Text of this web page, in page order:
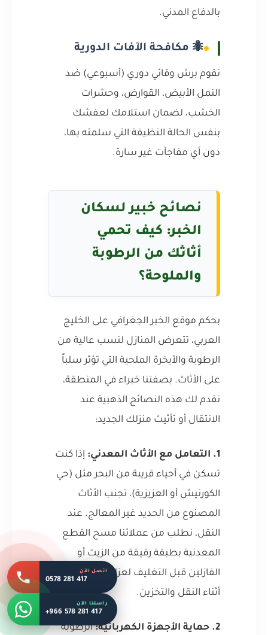
بالدفاع المدني.
🐜 مكافحة الآفات الدورية
نقوم برش وقائي دوري (أسبوعي) ضد
النمل الأبيض، القوارض، وحشرات
الخشب، لضمان استلامك لعفشك
بنفس الحالة النظيفة التي سلمته بها،
دون أي مفاجآت غير سارة.
نصائح خبير لسكان
الخبر: كيف تحمي
أثاثك من الرطوبة
والملوحة؟
بحكم موقع الخبر الجغرافي على الخليج
العربي، تتعرض المنازل لنسب عالية من
الرطوبة والأبخرة الملحية التي تؤثر سلباً
على الأثاث. بصفتنا خبراء في المنطقة،
نقدم لك هذه النصائح الذهبية عند
الانتقال أو تأثيث منزلك الجديد:
1. التعامل مع الأثاث المعدني:
إذا كنت
تسكن في أحياء قريبة من البحر مثل (حي
الكورنيش أو العزيزية)، تجنب الأثاث
المصنوع من الحديد غير المعالج. عند
النقل، نطلب من عملائنا مسح القطع
المعدنية بطبقة رقيقة من الزيت أو
الفازلين قبل التغليف لعزلها عن الرطوبة
أثناء النقل والتخزين.
2. حماية الأجهزة الكهربائية: الرطوبة
اتصل الآن
0578 281 417
راسلنا الآن
+966 578 281 417